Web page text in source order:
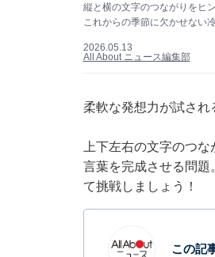
縦と横の文字のつながりをヒ
これからの季節に欠かせない
2026.05.13
All About ニュース編集部
柔軟な発想力が試され
上下左右の文字のつ
言葉を完成させる問
て挑戦しましょう！
この記